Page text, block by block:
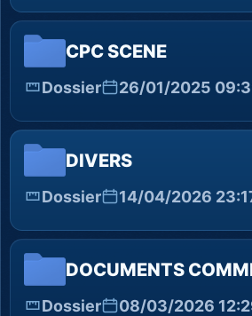
CPC SCENE
Dossier 26/01/2025
DIVERS
Dossier 14/04/2026
DOCUMENTS
Dossier 08/03/2026